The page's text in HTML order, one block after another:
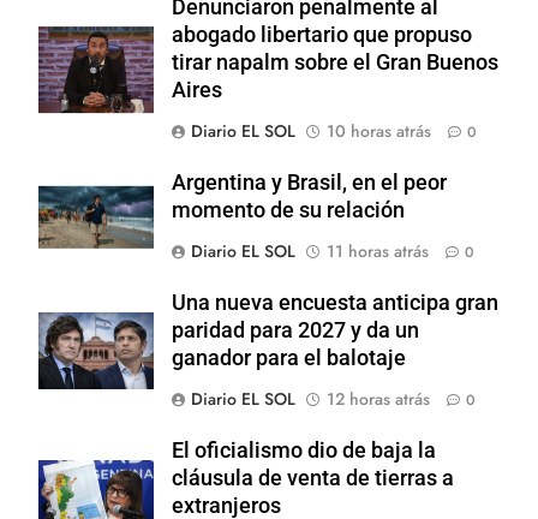
Denunciaron penalmente al
abogado libertario que propuso
tirar napalm sobre el Gran Buenos
Aires
Diario EL SOL
10 horas atrás 0
Argentina y Brasil, en el peor
momento de su relación
Diario EL SOL
11 horas atrás 0
Una nueva encuesta anticipa gran
paridad para 2027 y da un
ganador para el balotaje
Diario EL SOL
12 horas atrás 0
El oficialismo dio de baja la
cláusula de venta de tierras a
extranjeros